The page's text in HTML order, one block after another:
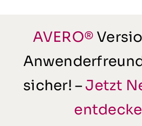
Gut zu wissen
AVERO®
sicher! – Jetzt